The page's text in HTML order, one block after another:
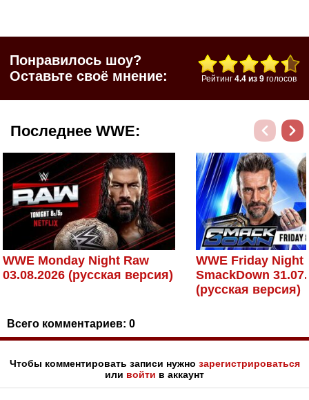
Понравилось шоу?
Оставьте своё мнение:
Рейтинг 4.4 из 9 голосов
Последнее WWE:
WWE Monday Night Raw
03.08.2026 (русская версия)
WWE Friday Night
SmackDown
(русская версия)
Всего комментариев: 0
Чтобы комментировать записи нужно зарегистрироваться
или войти в аккаунт